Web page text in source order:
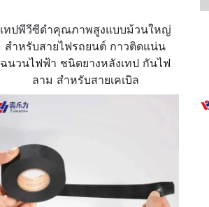
เทปพีวีซีดำคุณภาพสูงแบบม้วนใหญ่
สำหรับสายไฟรถยนต์ กาวติดแน่น
ฉนวนไฟฟ้า ชนิดยางหลังเทป กันไฟ
ลาม สำหรับสายเคเบิล